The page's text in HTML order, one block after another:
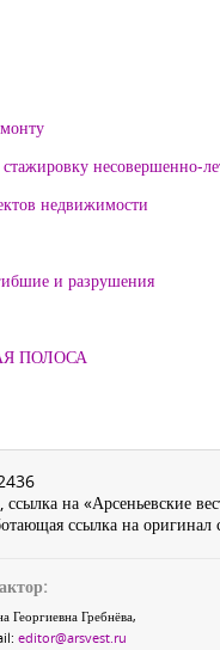
несовершенно-
недвижимости
и разрушения
ПОЛОСА
на «Арсеньевские
ссылка на оригинал
Георгиевна Гребнёва,
editor@arsvest.ru